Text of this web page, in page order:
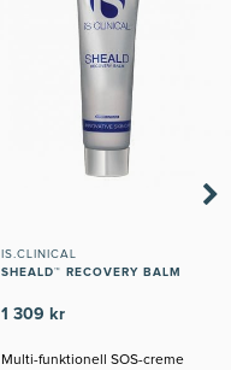
IS.CLINICAL
SHEALD™ RECOVERY BALM
1 309 kr
Multi-funktionell SOS-creme